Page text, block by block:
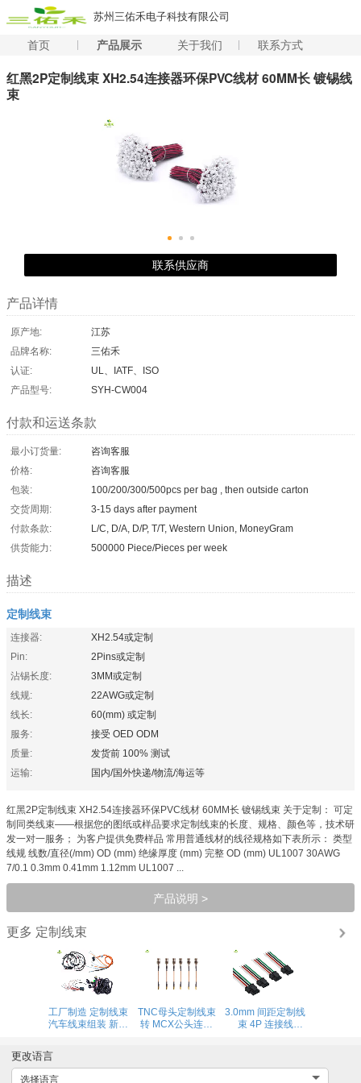
苏州三佑禾电子科技有限公司
首页 产品展示 关于我们 联系方式
红黑2P定制线束 XH2.54连接器环保PVC线材 60MM长 镀锡线
束
联系供应商
产品详情
原产地:
江苏
品牌名称:
三佑禾
认证:
UL、IATF、ISO
产品型号:
SYH-CW004
付款和运送条款
最小订货量:
咨询客服
价格:
咨询客服
包装:
100/200/300/500pcs per bag , then outside carton
交货周期:
3-15 days after payment
付款条款:
L/C, D/A, D/P, T/T, Western Union, MoneyGram
供货能力:
500000 Piece/Pieces per week
描述
定制线束
连接器:
XH2.54或定制
Pin:
2Pins或定制
沾锡长度:
3MM或定制
线规:
22AWG或定制
线长:
60(mm) 或定制
服务:
接受 OED ODM
质量:
发货前 100% 测试
运输:
国内/国外快递/物流/海运等
红黑2P定制线束 XH2.54连接器环保PVC线材 60MM长 镀锡线束 关于定制： 可定
制同类线束——根据您的图纸或样品要求定制线束的长度、规格、颜色等，技术研
发一对一服务； 为客户提供免费样品 常用普通线材的线径规格如下表所示： 类型
线规 线数/直径(/mm) OD (mm) 绝缘厚度 (mm) 完整 OD (mm) UL1007 30AWG
7/0.1 0.3mm 0.41mm 1.12mm UL1007 ...
产品说明 >
更多 定制线束
工厂制造 定制线束
汽车线束组装 新能
TNC母头定制线束
转 MCX公头连接
3.0mm 间距定制线
束 4P 连接线
更改语言
选择语言